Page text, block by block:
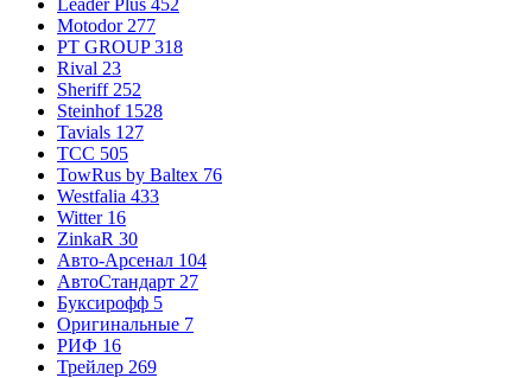
Motodor 277
PT GROUP 318
Rival 23
Sheriff 252
Steinhof 1528
Tavials 127
TCC 505
TowRus by Baltex 76
Westfalia 433
Witter 16
ZinkaR 30
Авто-Арсенал 104
АвтоСтандарт 27
Буксирофф 5
Оригинальные 7
РИФ 16
Трейлер 269